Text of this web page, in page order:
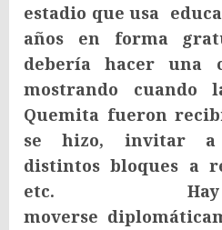
estadio que usa
años en forma
debería hacer una
mostrando cuando
Quemita fueron
se hizo, invitar a
distintos bloques a
etc.
moverse